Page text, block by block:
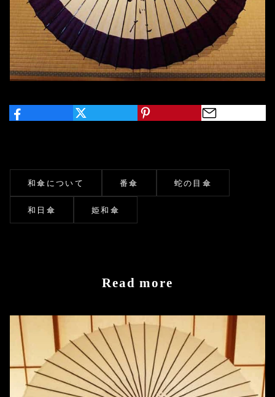
和傘について 番傘 蛇の目傘
和日傘 姫和傘
Read more